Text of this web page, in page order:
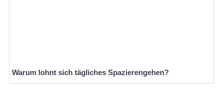
Warum lohnt sich tägliches Spazierengehen?